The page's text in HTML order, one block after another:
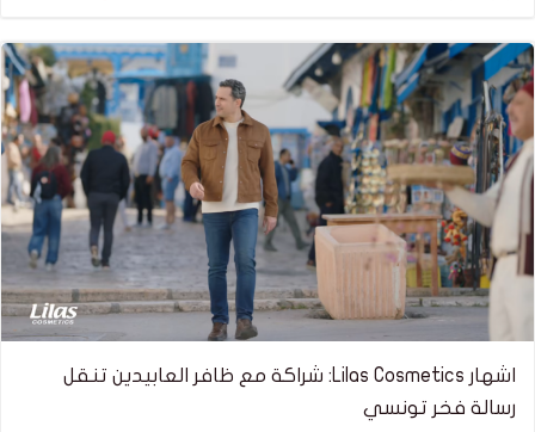
اشهار Lilas Cosmetics: شراكة مع ظافر العابيدين تنقل
رسالة فخر تونسي